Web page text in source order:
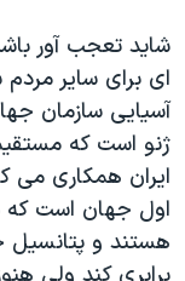
شايد تعجب آور
ای برای ساير
آسيايی سازمان
ژنو است که
ايران همکاری می
اول جهان است که
هستند و پتانسيل